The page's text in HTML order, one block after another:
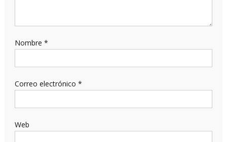
Nombre *
Correo electrónico *
Web